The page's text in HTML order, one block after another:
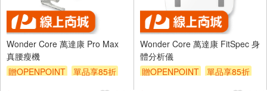
Wonder Core 萬達康 Pro Max
真腰瘦機
贈OPENPOINT
單品享85折
Wonder Core 萬達康 FitSpec 身
體分析儀
贈OPENPOINT
單品享85折